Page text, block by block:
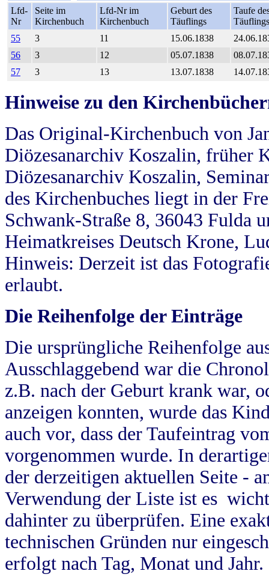
Lfd-
Nr
Seite im
Kirchenbuch
Lfd-Nr im
Kirchenbuch
Geburt des
Täuflings
Taufe
Täuflings
55
3 11 15.06.1838
56
3 12 05.07.1838
57
3 13 13.07.1838
Hinweise zu den
Das Original-Kirchenbuch von
Diözesanarchiv Koszalin, früher
Diözesanarchiv Koszalin,
des Kirchenbuches liegt in der
Schwank-Straße 8, 36043 Fulda
Heimatkreises Deutsch Krone,
Hinweis: Derzeit ist das
erlaubt.
Die Reihenfolge der Einträge
Die ursprüngliche Reihenfolge
Ausschlaggebend war die
z.B. nach der Geburt krank war,
anzeigen konnten, wurde das
auch vor, dass der Taufeintrag
vorgenommen wurde. In
der derzeitigen aktuellen Seite -
Verwendung der Liste ist es
dahinter zu überprüfen. Eine
technischen Gründen nur
erfolgt nach Tag, Monat und Jahr.